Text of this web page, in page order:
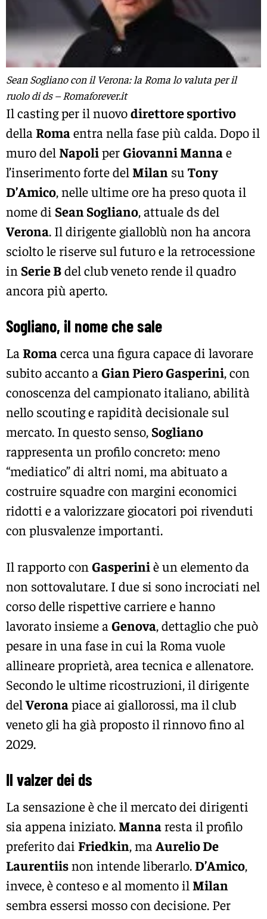
Sean Sogliano con il Verona: la Roma lo valuta per il
ruolo di ds – Romaforever.it
Il casting per il nuovodirettore sportivo
della Romaentra nella fase più calda. Dopo il
muro del NapoliperGiovanni Mannae
l’inserimento forte del Milan su Tony
D’Amico, nelle ultime ore ha preso quota il
nome di Sean Sogliano, attuale ds del
Verona. Il dirigente gialloblù non ha ancora
sciolto le riserve sul futuro e la retrocessione
in Serie Bdel club veneto rende il quadro
ancora più aperto.
Sogliano, il nome che sale
La Romacerca una figura capace di lavorare
subito accanto a Gian Piero Gasperini, con
conoscenza del campionato italiano, abilità
nello scouting e rapidità decisionale sul
mercato. In questo senso, Sogliano
rappresenta un profilo concreto: meno
“mediatico” di altri nomi, ma abituato a
costruire squadre con margini economici
ridotti e a valorizzare giocatori poi rivenduti
con plusvalenze importanti.
Il rapporto con Gasperiniè un elemento da
non sottovalutare. I due si sono incrociati nel
corso delle rispettive carriere e hanno
lavorato insieme a Genova, dettaglio che può
pesare in una fase in cui la Roma vuole
allineare proprietà, area tecnica e allenatore.
Secondo le ultime ricostruzioni, il dirigente
delVeronapiace ai giallorossi, ma il club
veneto gli ha già proposto il rinnovo fino al
2029.
Il valzer dei ds
La sensazione è che il mercato dei dirigenti
sia appena iniziato. Mannaresta il profilo
preferito dai Friedkin, ma Aurelio De
Laurentiisnon intende liberarlo.D’Amico,
invece, è conteso e al momento il Milan
sembra essersi mosso con decisione. Per